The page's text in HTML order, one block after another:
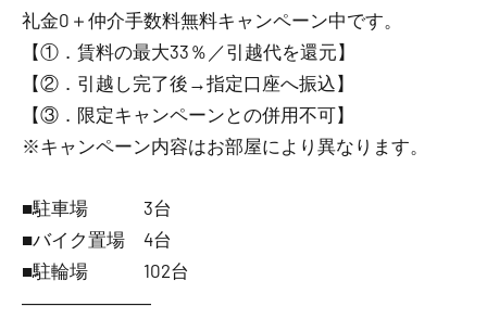
礼金0 ＋ 仲介手数料無料キャンペーン中です。
【①．賃料の最大33％／引越代を還元】
【②．引越し完了後→指定口座へ振込】
【③．限定キャンペーンとの併用不可】
※キャンペーン内容はお部屋により異なります。
■駐車場 3台
■バイク置場 4台
■駐輪場 102台
―――――――